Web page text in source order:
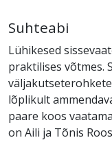
Suhteabi
Lühikesed
praktilises võtmes.
lõplikult
paare koos
on Aili ja Tõnis